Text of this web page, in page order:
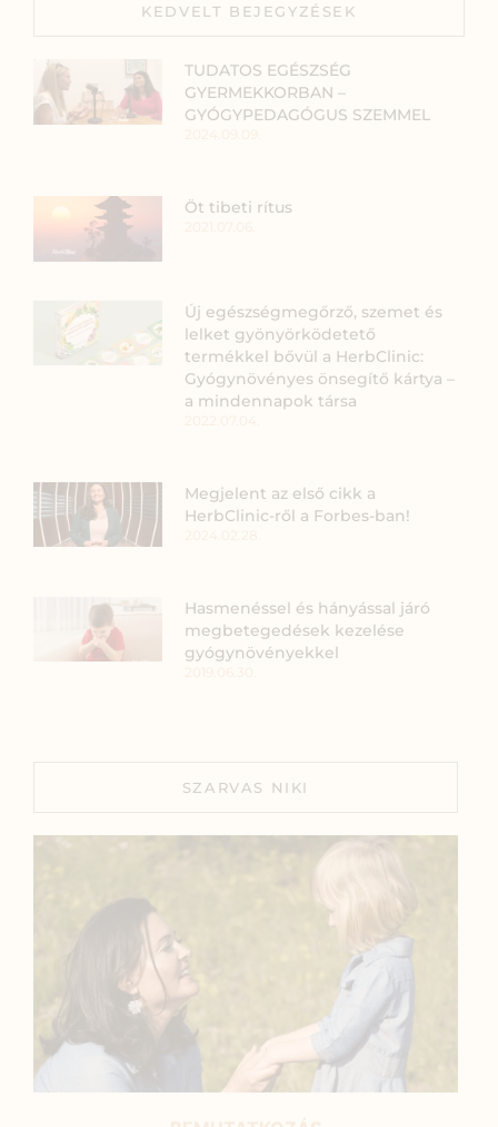
KEDVELT BEJEGYZÉSEK
TUDATOS EGÉSZSÉG
GYERMEKKORBAN –
GYÓGYPEDAGÓGUS SZEMMEL
Öt tibeti rítus
Új egészségmegőrző, szemet és
lelket gyönyörködetető
termékkel bővül a HerbClinic:
Gyógynövényes önsegítő kártya –
a mindennapok társa
Megjelent az első cikk a
HerbClinic-ről a Forbes-ban!
Hasmenéssel és hányással járó
megbetegedések kezelése
gyógynövényekkel
SZARVAS NIKI